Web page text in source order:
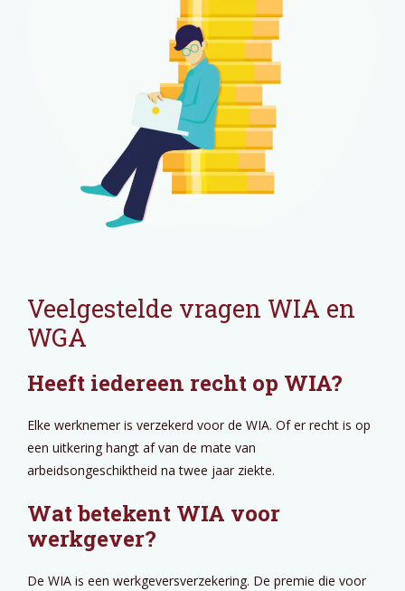
Veelgestelde vragen WIA en
WGA
Heeft iedereen recht op WIA?
Elke werknemer is verzekerd voor de WIA. Of er recht is op
een uitkering hangt af van de mate van
arbeidsongeschiktheid na twee jaar ziekte.
Wat betekent WIA voor
werkgever?
De WIA is een werkgeversverzekering. De premie die voor